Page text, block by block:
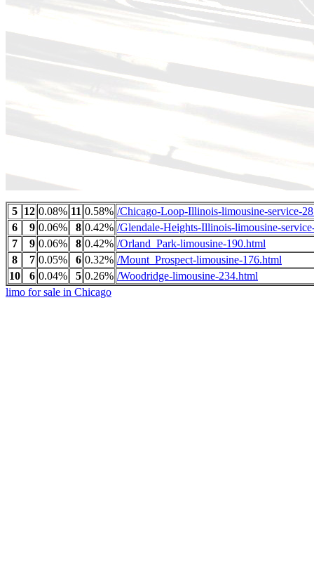
5 12 0.08% 11 0.58% /Chicago-Loop-Illinois-limousine-service-
6
9 0.06% 8 0.42% /Glendale-Heights-Illinois-limousine-
7
9 0.06% 8 0.42% /Orland_Park-limousine-190.html
8
7 0.05% 6 0.32% /Mount_Prospect-limousine-176.html
10
6 0.04% 5 0.26% /Woodridge-limousine-234.html
limo for sale in Chicago